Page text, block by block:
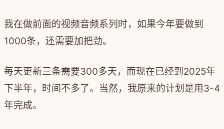
我在做前面的视频音频系列时，如果今年要做到
1000条，还需要加把劲。
每天更新三条需要300多天，而现在已经到 2025年
下半年，时间不多了。当然，我原来的计划是用3-4
年完成。